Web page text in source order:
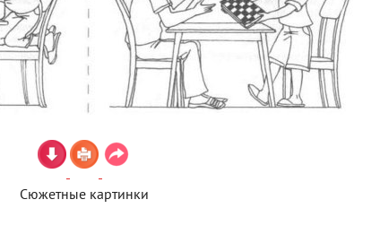
Сюжетные картинки